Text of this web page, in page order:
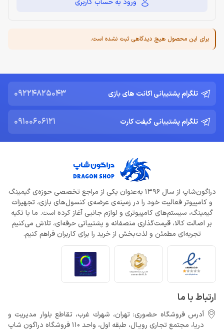
برای این محصول هیچ دیدگاهی ثبت نشده است.
تلگرام پشتیبانی اکانت های بازی 09224825043
تلگرام پشتیبانی گیفت کارت 09100606121
دراگون‌شاپ از سال 1396 به‌عنوان یکی از مراجع تخصصی حوزه‌ی گیمینگ
و کامپیوتر فعالیت خود را در زمینه‌ی عرضه‌ی کنسول‌های بازی، تجهیزات
گیمینگ، سیستم‌های کامپیوتری و لوازم جانبی آغاز کرده است. ما با تکیه
بر اصالت کالا، قیمت‌گذاری منصفانه و پشتیبانی حرفه‌ای، تلاش می‌کنیم
تجربه‌ای مطمئن و لذت‌بخش از خرید را برای کاربران فراهم کنیم.
ارتباط با ما
آدرس فروشگاه حضوری: تهران، شهرك غرب، تقاطع بلوار مدیریت و
دريا، مجتمع تجارى رويـال، طبقه اول، واحد 110 فروشگاه دراگون شاپ